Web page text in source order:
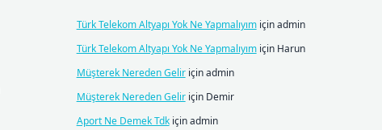
Türk Telekom Altyapı Yok Ne Yapmalıyımiçinadmin
Türk Telekom Altyapı Yok Ne Yapmalıyımiçin Harun
Müşterek Nereden Geliriçinadmin
Müşterek Nereden Geliriçin Demir
Aport Ne Demek Tdkiçinadmin